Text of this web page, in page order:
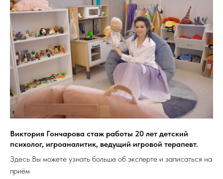
Виктория Гончарова стаж работы 20 лет детский
психолог, игроаналитик, ведущий игровой терапевт.
Здесь Вы можете узнать больше об эксперте и записаться на
приём